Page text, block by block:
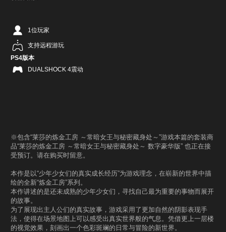
1位玩家
支持远程游玩
PS4版本
DUALSHOCK 4震动
※包含“莱莎的炼金工房 ～常暗女王与秘密藏身处～”游戏本篇的套装商
品“莱莎的炼金工房 ～常暗女王与秘密藏身处～ 数字豪华版” 也正在接
受预订。请在购买时留意。
本作是以“少年少女们的真实成长经历”为游戏理念，在崭新的世界中描
绘的全新“炼金工房”系列。
本作讲述的是还未成熟的少年少女们，寻找自己最为重要的事物而展开
的故事。
为了展现出主人公们的真实故事，游戏采用了更加自然的阴影表现手
法，使得在场景地图上可以感受出真实世界般的气息。凭借更上一层楼
的视觉效果，刻画出一个色彩斑斓的日常与冒险的新世界。